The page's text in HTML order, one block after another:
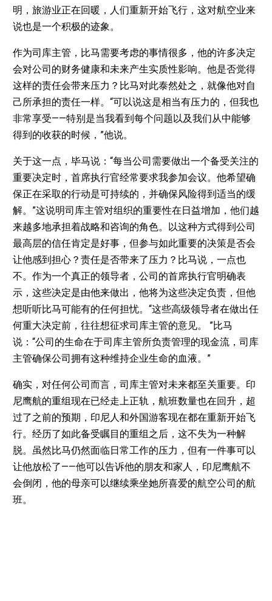
明，旅游业正在回暖，人们重新开始飞行，这对航空业来
说也是一个积极的迹象。
作为司库主管，比马需要考虑的事情很多，他的许多决定
会对公司的财务健康和未来产生实质性影响。他是否觉得
这样的责任会带来压力？比马对此泰然处之，就像他对自
己所承担的责任一样。“可以说这是相当有压力的，但我也
非常享受——特别是当我看到每个问题以及我们从中能够
得到的收获的时候，”他说。
关于这一点，毕马说：“每当公司需要做出一个备受关注的
重要决定时，首席执行官经常要求我参加会议。他希望确
保正在采取的行动是可持续的，并确保风险得到适当的缓
解。”这说明司库主管对组织的重要性在日益增加，他们越
来越多地承担着战略和咨询的角色。以这种方式得到公司
最高层的信任肯定是好事，但参与如此重要的决策是否会
让他感到担心？责任是否带来了压力？比马说，一点也
不。作为一个真正的领导者，公司的首席执行官明确表
示，这些决定是由他来做出，他将为这些决定负责，但他
想听听比马可能有的任何担忧。“这些高级领导者在做出任
何重大决定前，往往想征求司库主管的意见。 ”比马
说：“公司的生命在于司库主管所负责管理的现金流，司库
主管确保公司拥有这种维持企业生命的血液。”
确实，对任何公司而言，司库主管对未来都至关重要。印
尼鹰航的重组现在已经走上正轨，航班数量也在回升，超
过了之前的预期，印尼人和外国游客现在都在重新开始飞
行。经历了如此备受瞩目的重组之后，这不失为一种解
脱。虽然比马仍然面临日常工作的压力，但有一件事可以
让他放松了——他可以告诉他的朋友和家人，印尼鹰航不
会倒闭，他的母亲可以继续乘坐她所喜爱的航空公司的航
班。